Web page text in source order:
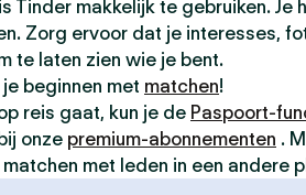
Tinder makkelijk te gebruiken. Je
Zorg ervoor dat je interesses,
te laten zien wie je bent.
je beginnen met matchen!
reis gaat, kun je de Paspoort-
onze premium-abonnementen .
met leden in een andere